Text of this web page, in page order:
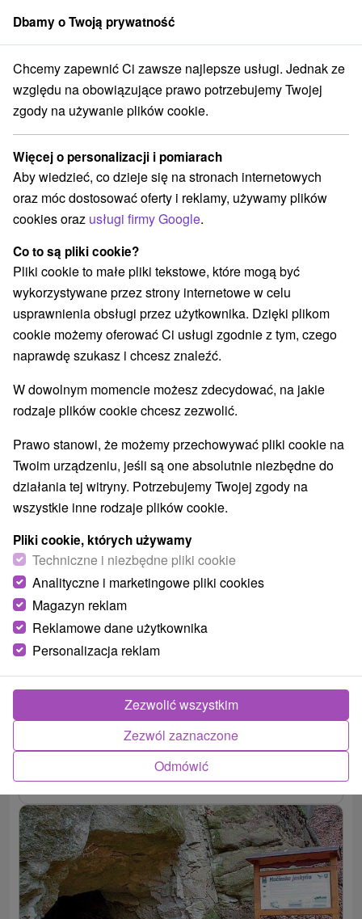
członek grupySorger
Atrakcje na Słowacji Atrakcje turystyczne Nowogród
Atrakcje turystyczne Nowogród
Kategorie
Wszystkie kategorie
Jeziora, jeziora, zbiorniki wodne(1)
Atrakcje z adrenaliną(1)
Muzea i galerie(3) Atrakcje dla dzieci(5)
Zabytki techniki(1) Aquaparki, baseny(4)
Zamki, pałace, ruiny(5) Sporty(1) Zamki(1)
Miejsca sakralne(1) Obiekty architektoniczne (1)
Poltár (1) Lučenec (1)
Turecký most Poltár
Banskobystrický kraj -Poltár
POKAZ
Dbamy o Twoją prywatność
Chcemy zapewnić Ci zawsze najlepsze usługi. Jednak ze
względu na obowiązujące prawo potrzebujemy Twojej
zgody na używanie plików cookie.
Więcej o personalizacji i pomiarach
Aby wiedzieć, co dzieje się na stronach internetowych
oraz móc dostosować oferty i reklamy, używamy plików
cookies oraz usługi firmy Google.
Co to są pliki cookie?
Pliki cookie to małe pliki tekstowe, które mogą być
wykorzystywane przez strony internetowe w celu
usprawnienia obsługi przez użytkownika. Dzięki plikom
cookie możemy oferować Ci usługi zgodnie z tym, czego
naprawdę szukasz i chcesz znaleźć.
W dowolnym momencie możesz zdecydować, na jakie
rodzaje plików cookie chcesz zezwolić.
Prawo stanowi, że możemy przechowywać pliki cookie na
Twoim urządzeniu, jeśli są one absolutnie niezbędne do
działania tej witryny. Potrzebujemy Twojej zgody na
wszystkie inne rodzaje plików cookie.
Pliki cookie, których używamy
Techniczne i niezbędne pliki cookie
Analityczne i marketingowe pliki cookies
Magazyn reklam
Reklamowe dane użytkownika
Personalizacja reklam
Odmówić
Zezwól zaznaczone
Zezwolić wszystkim